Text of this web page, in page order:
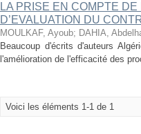
LA PRISE EN COMPTE
D’EVALUATION DU
MOULKAF, Ayoub; DAHIA,
Beaucoup d'écrits d'auteurs
l'amélioration de l'efficacité des
Voici les éléments 1-1 de 1